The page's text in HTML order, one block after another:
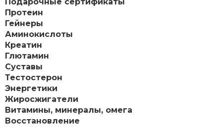
Протеин
Гейнеры
Аминокислоты
Креатин
Глютамин
Суставы
Тестостерон
Энергетики
Жиросжигатели
Витамины, минералы, омега
Восстановление